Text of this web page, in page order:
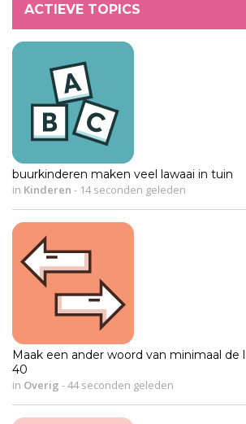
ACTIEVE TOPICS
buurkinderen maken veel lawaai in tuin
in Kinderen - 14 seconden geleden
Maak een ander woord van minimaal de
40
in Overig -44 seconden geleden